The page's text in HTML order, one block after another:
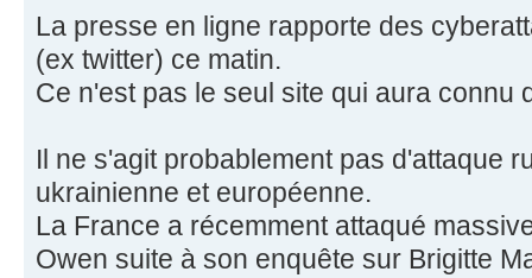
La presse en ligne rapporte des
(ex twitter) ce matin.
Ce n'est pas le seul site qui aura connu
Il ne s'agit probablement pas d'attaque
ukrainienne et européenne.
La France a récemment attaqué
Owen suite à son enquête sur Brigitte